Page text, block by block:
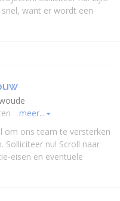
want er wordt een
meer...
om ons team te versterken
Solliciteer nu! Scroll naar
eisen en eventuele